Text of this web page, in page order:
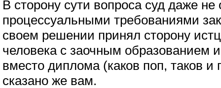
В сторону сути вопроса суд даже не
процессуальными требованиями
своем решении принял сторону
человека с заочным образованием
вместо диплома (каков поп, таков и
сказано же вам.